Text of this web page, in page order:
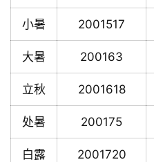
小暑 2001517
大暑 200163
立秋 2001618
处暑 200175
白露 2001720